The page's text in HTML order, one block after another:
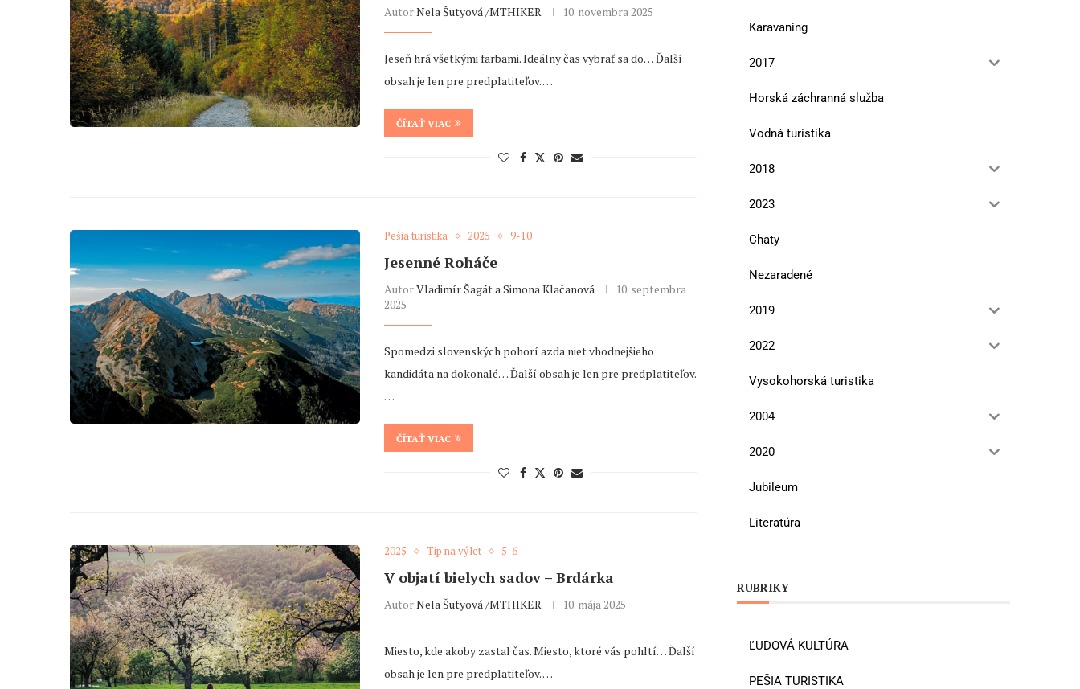
AutorNela Šutyová /MTHIKER 10. novembra 2025
Jeseň hrá všetkými farbami. Ideálny čas vybrať sa do… Ďalší
obsah je len pre predplatiteľov. …
ČÍTAŤ VIAC
Pešia turistika 2025 9-10
Jesenné Roháče
AutorVladimír Šagát a Simona Klačanová
10. septembra
2025
Spomedzi slovenských pohorí azda niet vhodnejšieho
kandidáta na dokonalé… Ďalší obsah je len pre predplatiteľov.
…
ČÍTAŤ VIAC
2025 Tip na výlet 5-6
V objatí bielych sadov – Brdárka
AutorNela Šutyová /MTHIKER 10. mája 2025
Miesto, kde akoby zastal čas. Miesto, ktoré vás pohltí… Ďalší
obsah je len pre predplatiteľov. …
Karavaning
2017
Horská záchranná služba
Vodná turistika
2018
2023
Chaty
Nezaradené
2019
2022
Vysokohorská turistika
2004
2020
Jubileum
Literatúra
RUBRIKY
ĽUDOVÁ KULTÚRA
PEŠIA TURISTIKA